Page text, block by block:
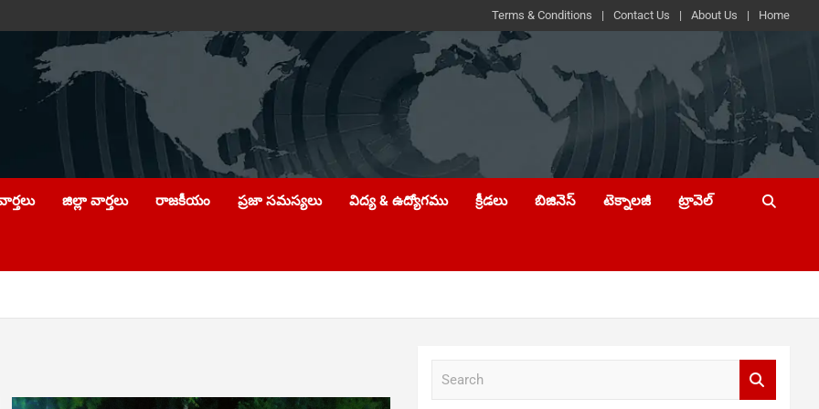
Terms & Conditions Contact Us About Us Home
జిల్లా వార్తలు రాజకీయం ప్రజా సమస్యలు విద్య & ఉద్యోగము క్రీడలు బిజినెస్ టెక్నాలజీ ట్రావెల్